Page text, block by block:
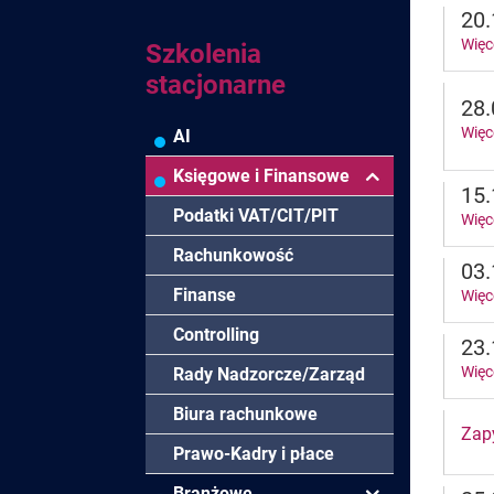
Szkolenia
stacjonarne
AI
Księgowe i Finansowe
Podatki VAT/CIT/PIT
Rachunkowość
Finanse
Controlling
Rady Nadzorcze/Zarząd
Biura rachunkowe
Prawo-Kadry i płace